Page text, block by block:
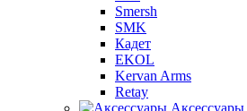
Smersh
SMK
Кадет
EKOL
Kervan Arms
Retay
Аксессуары